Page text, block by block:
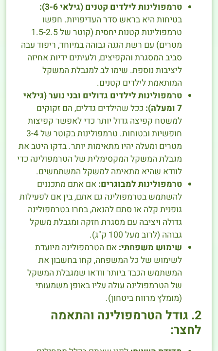
טרמפולינות לילדים קטנים (גילאי 3-6):
בטיחות היא בראש סדר העדיפויות. חפשו
טרמפולינות קטנות יחסית (קוטר של 1.5-2.5
מטרים) עם רשת הגנה גבוהה במיוחד, ריפוד עבה
סביב המסגרת והקפיצים, ולעיתים ידיות אחיזה
ליציבות נוספת. שימו לב למגבלת המשקל
המותאמת לילדים קטנים.
טרמפולינות לילדים גדולים ובני נוער (גילאי
7 ומעלה):
ככל שהילדים גדלים, הם זקוקים
למשטח קפיצה גדול יותר כדי לאפשר קפיצות
חופשיות ובטוחות. טרמפולינות בקוטר של 3-4
מטרים ומעלה יהיו מתאימות יותר. בדקו היטב את
מגבלת המשקל המקסימלית של הטרמפולינה כדי
לוודא שהיא מתאימה למשקל המשתמשים.
טרמפולינות למבוגרים: אם אתם מתכננים
להשתמש בטרמפולינה גם אתם, בין אם לפעילות
גופנית קלה או סתם להנאה, בחרו בטרמפולינה
גדולה ויציבה עם מסגרת חזקה ומגבלת משקל
גבוהה (לרוב מעל 100 ק"ג).
שימוש משפחתי: אם הטרמפולינה מיועדת
לשימוש של כל המשפחה, קחו בחשבון את
המשתמש הכבד ביותר וודאו שמגבלת המשקל
של הטרמפולינה עולה עליו באופן משמעותי
(מומלץ מרווח ביטחון).
2. גודל הטרמפולינה והתאמה
לחצר: